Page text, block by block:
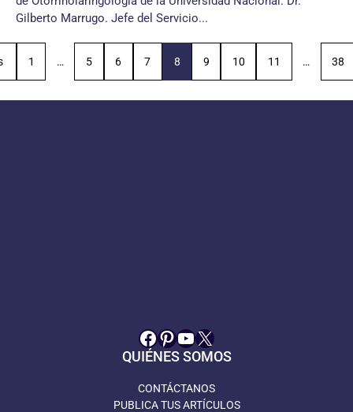
Gilberto Marrugo. Jefe del Servicio...
1 … 5 6 7 8 9 10 11 … 38
Facebook
Pinterest
YouTube
X
QUIÉNES SOMOS
CONTÁCTANOS
PUBLICA TUS ARTÍCULOS